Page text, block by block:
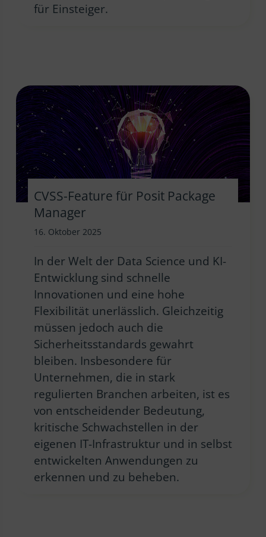
für Einsteiger.
CVSS-Feature für Posit Package
Manager
16. Oktober 2025
In der Welt der Data Science und KI-
Entwicklung sind schnelle
Innovationen und eine hohe
Flexibilität unerlässlich. Gleichzeitig
müssen jedoch auch die
Sicherheitsstandards gewahrt
bleiben. Insbesondere für
Unternehmen, die in stark
regulierten Branchen arbeiten, ist es
von entscheidender Bedeutung,
kritische Schwachstellen in der
eigenen IT-Infrastruktur und in selbst
entwickelten Anwendungen zu
erkennen und zu beheben.